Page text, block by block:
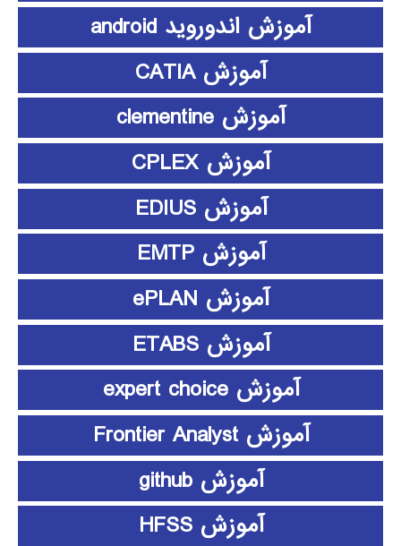
آموزش اندوروید android
آموزش CATIA
آموزش clementine
آموزش CPLEX
آموزش EDIUS
آموزش EMTP
آموزش ePLAN
آموزش ETABS
آموزش expert choice
آموزش Frontier Analyst
آموزش github
آموزش HFSS